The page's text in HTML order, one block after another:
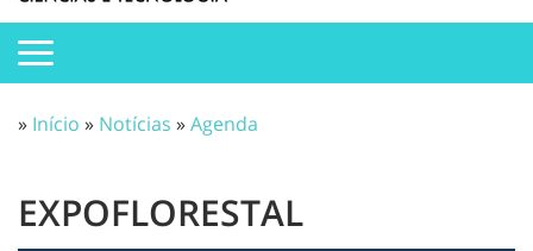
» Início » Notícias »Agenda
EXPOFLORESTAL